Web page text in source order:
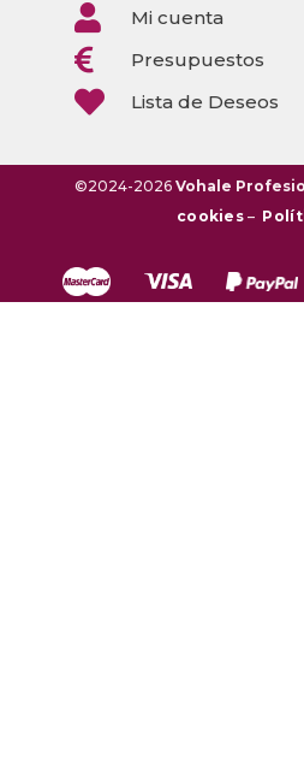
 Mi cuenta
 Presupuestos
 Lista de Deseos
©2024-2026 Vohale
cookies–